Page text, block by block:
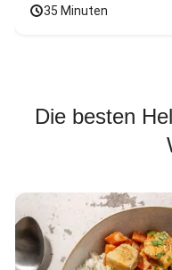
35 Minuten
Die besten